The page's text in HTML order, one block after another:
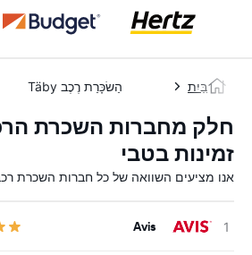
בַּיִת הַשׂכָּרַת רֶכֶב Täby
חלק מחברות השכרת
זמינות בטבי
אנו מציעים השוואה של כל חברות השכרת
Avis